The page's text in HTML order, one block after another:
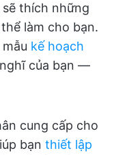
thích những
làm cho bạn.
kế hoạch
của bạn —
cung cấp cho
bạn thiết lập